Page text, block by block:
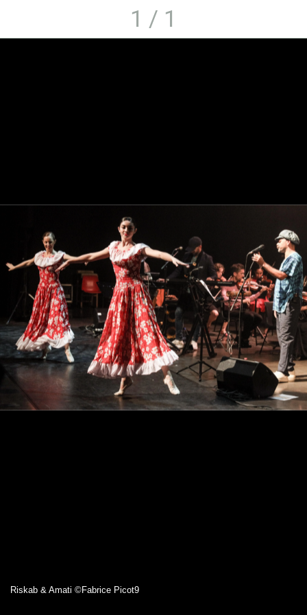
1 / 1
Riskab & Amati ©Fabrice Picot9